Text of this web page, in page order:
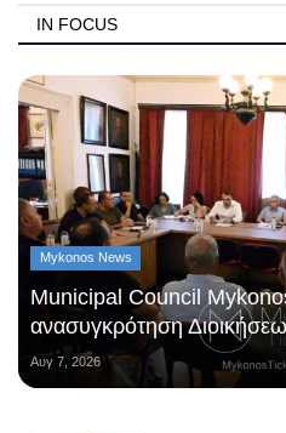
IN FOCUS
Mykonos News
Municipal Council
ανασυγκρότηση
Αυγ 7, 2026